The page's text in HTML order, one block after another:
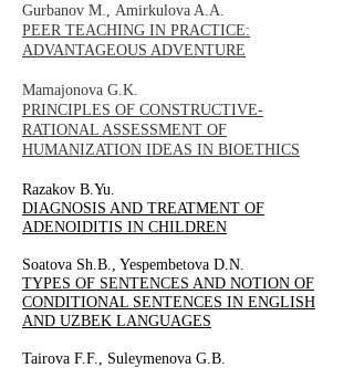
Gurbanov М., Amirkulova A.A.
PEER TEACHING IN PRACTICE:
ADVANTAGEOUS ADVENTURE
Mamajonova G.K.
PRINCIPLES OF CONSTRUCTIVE-
RATIONAL ASSESSMENT OF
HUMANIZATION IDEAS IN BIOETHICS
Razakov B.Yu.
DIAGNOSIS AND TREATMENT OF
ADENOIDITIS IN CHILDREN
Soatova Sh.B., Yespembetova D.N.
TYPES OF SENTENCES AND NOTION OF
CONDITIONAL SENTENCES IN ENGLISH
AND UZBEK LANGUAGES
Tairova F.F., Suleymenova G.B.